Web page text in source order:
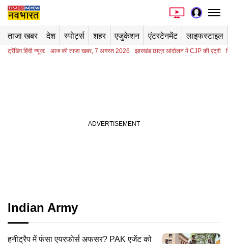
ताजा खबर देश स्पोर्ट्स शहर एजुकेशन एंटरटेनमेंट लाइफस्टाइल
ट्रेंडिंग हिंदी न्यूज: आज की ताजा खबर, 7 अगस्त 2026 झारखंड छात्र आंदोलन में CJP की एंट्री
Indian Army
हनीट्रैप में फंसा एयरफोर्स अफसर? PAK एजेंट को